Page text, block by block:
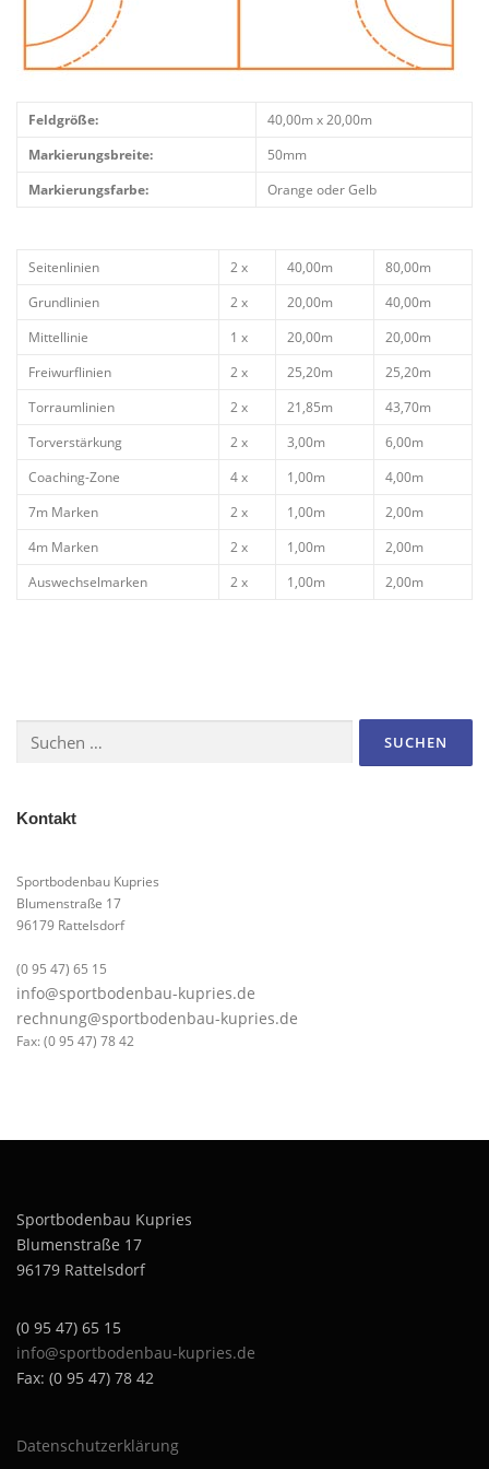
Feldgröße:
40,00m x 20,00m
Markierungsbreite:
50mm
Markierungsfarbe:
Orange oder Gelb
Seitenlinien 2 x 40,00m
80,00m
Grundlinien
2 x 20,00m
40,00m
Mittellinie
1 x 20,00m
20,00m
Freiwurflinien
2 x 25,20m
25,20m
Torraumlinien
2 x 21,85m
43,70m
Torverstärkung
2 x 3,00m
6,00m
Coaching-Zone
4 x 1,00m
4,00m
7m Marken
2 x 1,00m
2,00m
4m Marken
2 x 1,00m
2,00m
Auswechselmarken
2 x 1,00m 2,00m
nach:
Kontakt
Sportbodenbau Kupries
Blumenstraße 17
96179 Rattelsdorf
(0 95 47) 65 15
info@sportbodenbau-kupries.de
rechnung@sportbodenbau-kupries.de
Fax: (0 95 47) 78 42
Sportbodenbau Kupries
Blumenstraße 17
96179 Rattelsdorf
(0 95 47) 65 15
info@sportbodenbau-kupries.de
Fax: (0 95 47) 78 42
Datenschutzerklärung